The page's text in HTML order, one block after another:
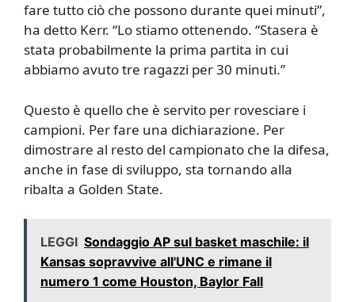
fare tutto ciò che possono durante quei minuti”,
ha detto Kerr. “Lo stiamo ottenendo. “Stasera è
stata probabilmente la prima partita in cui
abbiamo avuto tre ragazzi per 30 minuti.”
Questo è quello che è servito per rovesciare i
campioni. Per fare una dichiarazione. Per
dimostrare al resto del campionato che la difesa,
anche in fase di sviluppo, sta tornando alla
ribalta a Golden State.
LEGGI Sondaggio AP sul basket maschile: il
Kansas sopravvive all'UNC e rimane il
numero 1 come Houston, Baylor Fall